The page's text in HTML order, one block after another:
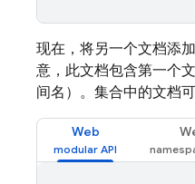
现在，将另一个文档添
意，此文档包含第一个
间名）。集合中的文档
Web